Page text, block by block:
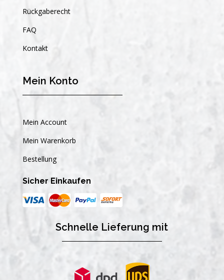
Rückgaberecht
FAQ
Kontakt
Mein Konto
Mein Account
Mein Warenkorb
Bestellung
Sicher Einkaufen
Schnelle Lieferung mit